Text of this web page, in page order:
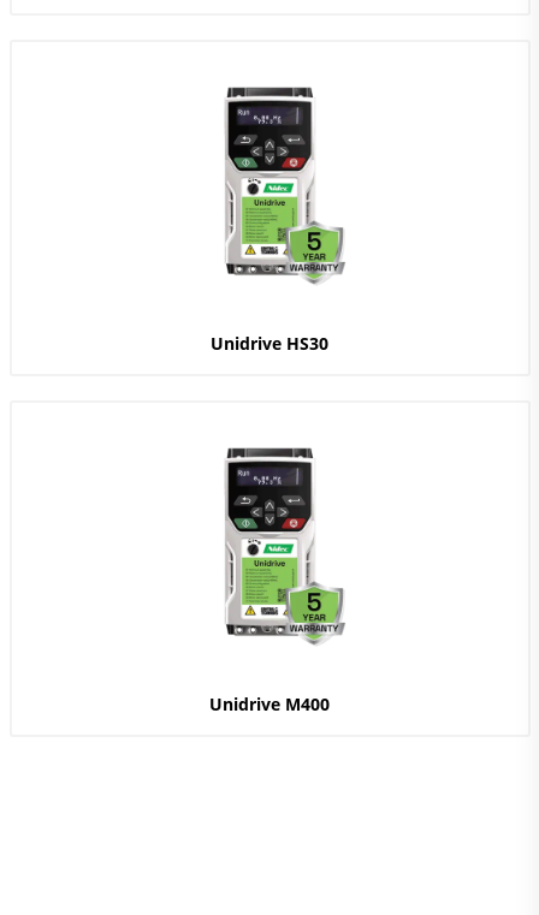
Unidrive HS30
Unidrive M400